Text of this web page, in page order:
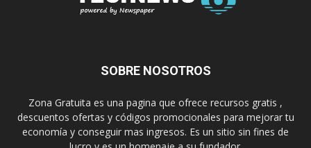
SOBRE NOSOTROS
Zona Gratuita es una pagina que ofrece recursos gratis ,
descuentos ofertas y códigos promocionales para mejorar tu
economía y conseguir mas ingresos. Es un sitio sin fines de